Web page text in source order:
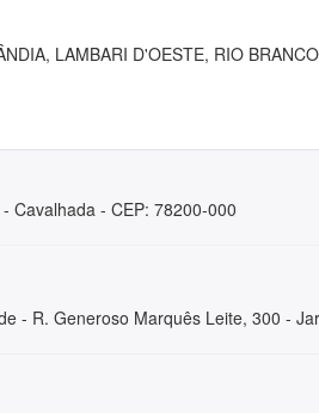
LAMBARI D'OESTE, RIO
Cavalhada - CEP: 78200-000
- R. Generoso Marquês Leite, 300 -